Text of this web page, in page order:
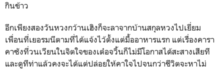
กินข้าว
อีกเพียงสองวันหวงกว้านเฮิงก็จะลาจากบ้านสกุลหวงไปเยี่ยม
เพื่อนที่เยอรมนีตามที่ได้แจ้งไว้ตั้งแต่มื้ออาหารแรก แต่เรื่องคารา
คาซังที่วนเวียนในจิตใจของเต๋อจวิ้นก็ไม่มีโอกาสได้สะสางเสียที
และดูทีท่าแล้วคงจะได้แต่ปล่อยให้คาใจไปจนกว่าชีวิตจะหาไม่